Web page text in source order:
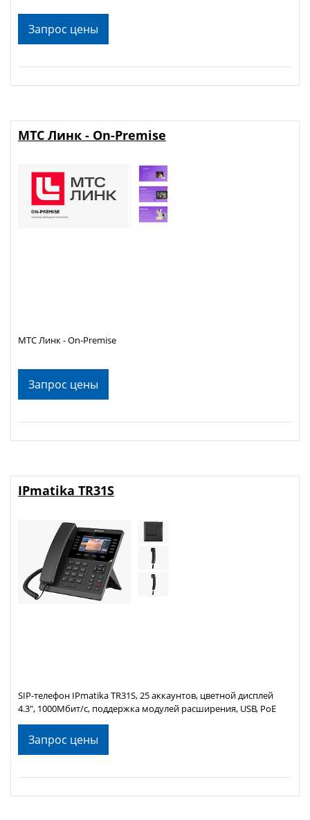
Запрос цены
Запрос цены
МТС Линк - On-Premise
МТС Линк - On-Premise
Запрос цены
IPmatika TR31S
SIP-телефон IPmatika TR31S, 25 аккаунтов, цветной дисплей
4.3", 1000Мбит/с, поддержка модулей расширения, USB, PoE